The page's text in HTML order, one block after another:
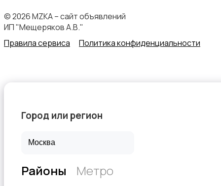
© 2026 MZKA – сайт объявлений
ИП "Мещеряков А.В."
Правила сервиса
Политика конфиденциальности
Город или регион
Районы Метро